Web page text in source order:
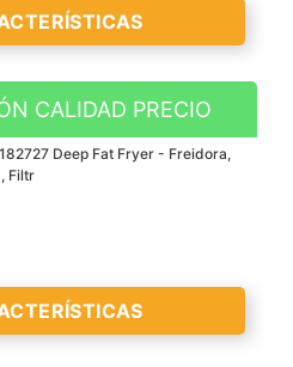
CALIDAD PRECIO
Deep Fat Fryer - Freidora,
Filtr